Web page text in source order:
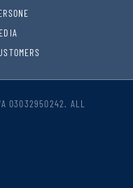
03032950242. ALL